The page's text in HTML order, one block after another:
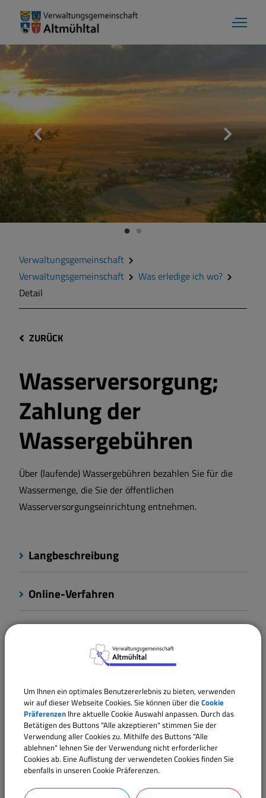
Verwaltungsgemeinschaft
Verwaltungsgemeinschaft
Was erledige ich wo?
Detail
ZURÜCK
Wasserversorgung;
Zahlung der
Wassergebühren
Über (laufende) Wassergebühren bezahlen Sie für die
Wassermenge, die Sie der öffentlichen
Wasserversorgungseinrichtung entnehmen.
Langbeschreibung
Online-Verfahren
Rechtsgrundlagen
Verantwortliche Behörde
Ansprechpartner:
ElkeKrug
Um Ihnen ein optimales Benutzererlebnis zu bieten, verwenden
wir auf dieser Webseite Cookies. Sie können über die Cookie
Präferenzen Ihre aktuelle Cookie Auswahl anpassen. Durch das
Betätigen des Buttons "Alle akzeptieren" stimmen Sie der
Verwendung aller Cookies zu. Mithilfe des Buttons "Alle
ablehnen" lehnen Sie der Verwendung nicht erforderlicher
Cookies ab. Eine Auflistung der verwendeten Cookies finden Sie
ebenfalls in unseren Cookie Präferenzen.